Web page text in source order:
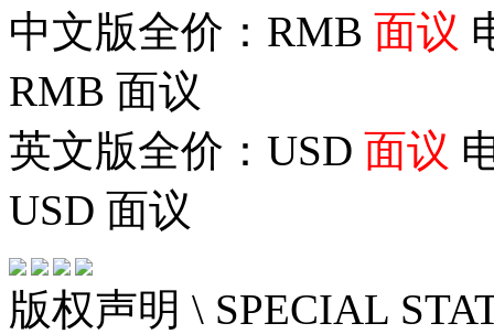
中文版全价：RMB 面议
RMB 面议
英文版全价：USD 面议
USD 面议
版权声明 \ SPECIAL